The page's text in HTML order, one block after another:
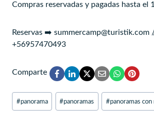
Compras reservadas y pagadas hasta el
Reservas ➡️ summercamp@turistik.com
+56957470493
Comparte
Etiquetas
#panorama #panoramas #panoramas con